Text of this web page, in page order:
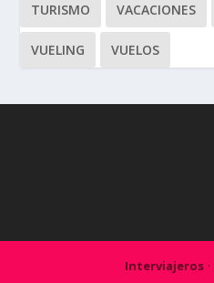
TURISMO VACACIONES
VUELING VUELOS
Interviajeros·